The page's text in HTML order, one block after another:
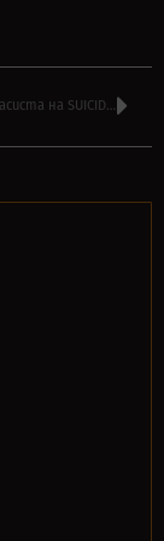
KORN взимат басиста на SUICIDAL TENDENCIES – РА ДИАС за турнето в САЩ